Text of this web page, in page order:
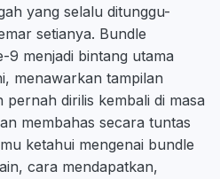
yang selalu ditunggu-
setianya. Bundle
9 menjadi bintang utama
menawarkan tampilan
dirilis kembali di masa
membahas secara tuntas
ketahui mengenai bundle
cara mendapatkan,